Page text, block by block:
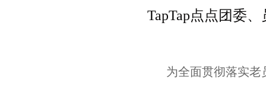
TapTap点点团委
为全面贯彻落实老